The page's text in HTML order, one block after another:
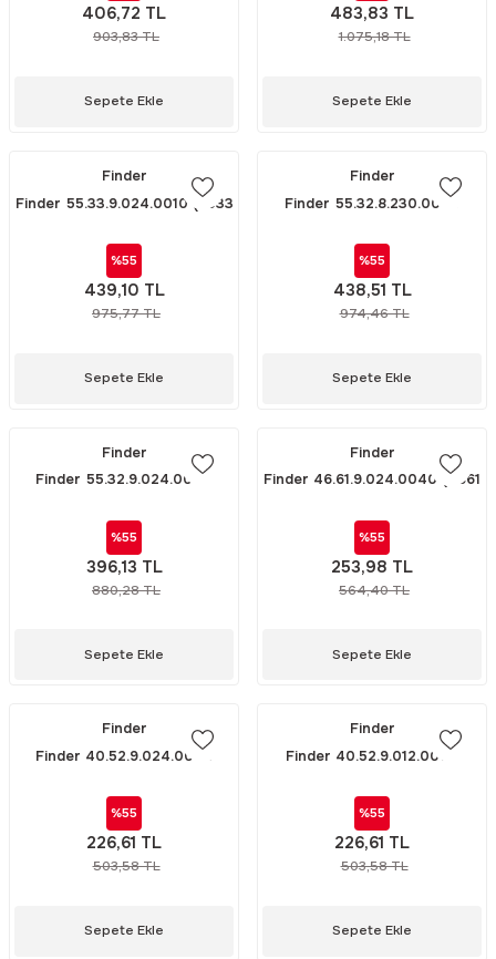
406,72 TL
903,83 TL
Sepete Ekle
483,83 TL
1.075,18 TL
Sepete Ekle
Finder
Finder 55.33.9.024.0010 (5533
%55
439,10 TL
975,77 TL
Sepete Ekle
Finder
Finder 55.32.8.230.0040
%55
438,51 TL
974,46 TL
Sepete Ekle
Finder
Finder 55.32.9.024.0040
%55
396,13 TL
880,28 TL
Sepete Ekle
Finder
Finder 46.61.9.024.0040 (4661
%55
253,98 TL
564,40 TL
Sepete Ekle
Finder
Finder 40.52.9.024.0000
RÖLE)
%55
226,61 TL
503,58 TL
Sepete Ekle
Finder
Finder 40.52.9.012.0000
RÖLE)
%55
226,61 TL
503,58 TL
Sepete Ekle